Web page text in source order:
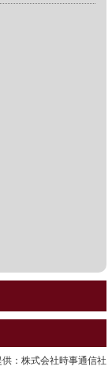
供：株式会社時事通信社